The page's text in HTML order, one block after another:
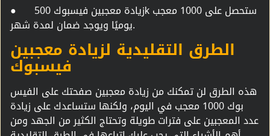
●
زيادة معجبين فيسبوك 500k ستحصل على 1000 معجب
يوميًا ويوجد ضمان لمدة شهر.
الطرق التقليدية لزيادة معجبين
فيسبوك
هذه الطرق لن تمكنك من زيادة معجبين صفحتك على الفيس
بوك 1000 معجب في اليوم، ولكنها ستساعدك على زيادة
عدد المعجبين على فترات طويلة وتحتاج الكثير من الجهد ومن